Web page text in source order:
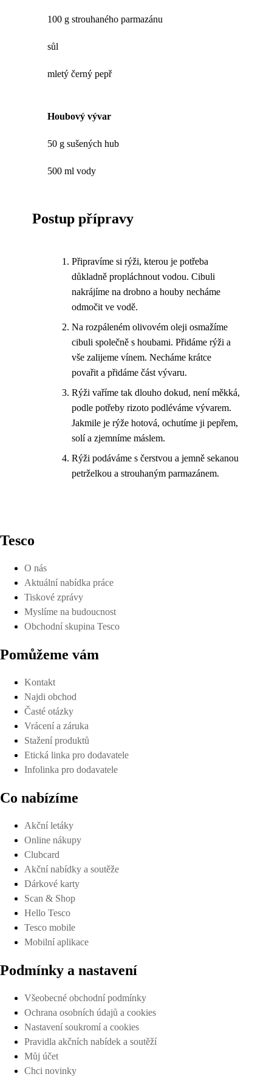
100 g strouhaného parmazánu
sůl
mletý černý pepř
Houbový vývar
50 g sušených hub
500 ml vody
Postup přípravy
Připravíme si rýži, kterou je potřeba
důkladně propláchnout vodou. Cibuli
nakrájíme na drobno a houby necháme
odmočit ve vodě.
Na rozpáleném olivovém oleji osmažíme
cibuli společně s houbami. Přidáme rýži a
vše zalijeme vínem. Necháme krátce
povařit a přidáme část vývaru.
Rýži vaříme tak dlouho dokud, není měkká,
podle potřeby rizoto podléváme vývarem.
Jakmile je rýže hotová, ochutíme ji pepřem,
solí a zjemníme máslem.
Rýži podáváme s čerstvou a jemně sekanou
petrželkou a strouhaným parmazánem.
Tesco
O nás
Aktuální nabídka práce
Tiskové zprávy
Myslíme na budoucnost
Obchodní skupina Tesco
Pomůžeme vám
Kontakt
Najdi obchod
Časté otázky
Vrácení a záruka
Stažení produktů
Etická linka pro dodavatele
Infolinka pro dodavatele
Co nabízíme
Akční letáky
Online nákupy
Clubcard
Akční nabídky a soutěže
Dárkové karty
Scan & Shop
Hello Tesco
Tesco mobile
Mobilní aplikace
Podmínky a nastavení
Všeobecné obchodní podmínky
Ochrana osobních údajů a cookies
Nastavení soukromí a cookies
Pravidla akčních nabídek a soutěží
Můj účet
Chci novinky